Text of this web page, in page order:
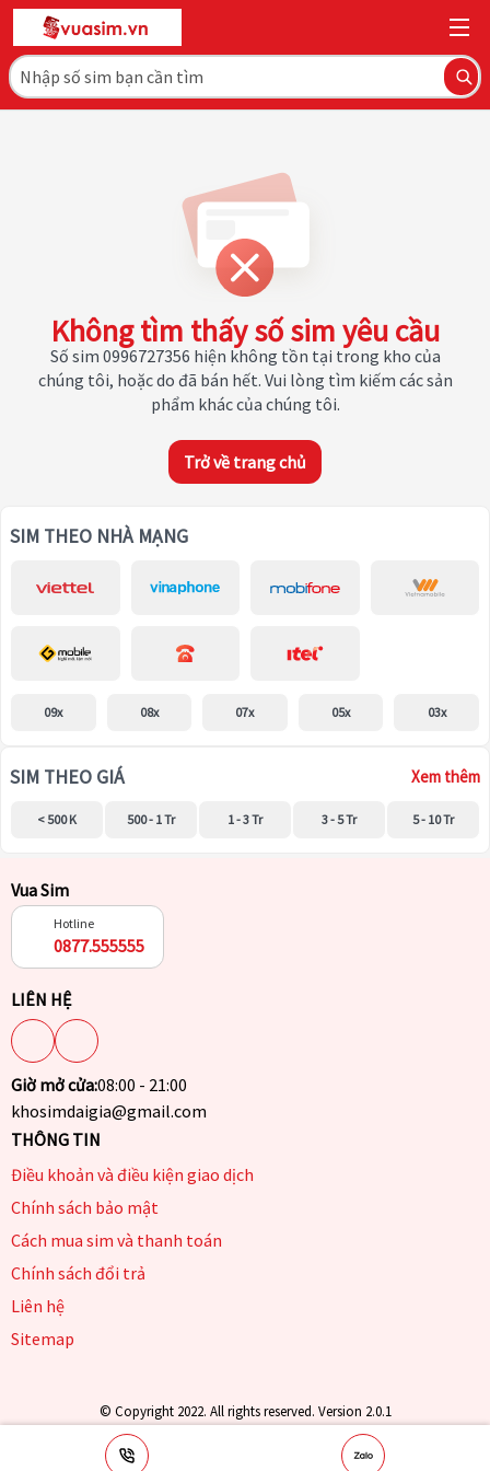
Không tìm thấy số sim yêu cầu
Số sim 0996727356 hiện không tồn tại trong kho của
chúng tôi, hoặc do đã bán hết. Vui lòng tìm kiếm các sản
phẩm khác của chúng tôi.
Trở về trang chủ
SIM THEO NHÀ MẠNG
09x 08x 07x 05x 03x
SIM THEO GIÁ Xem thêm
< 500 K 500 - 1 Tr 1 - 3 Tr 3 - 5 Tr 5 - 10 Tr
Vua Sim
Hotline
0877.555555
LIÊN HỆ
Giờ mở cửa:08:00 - 21:00
khosimdaigia@gmail.com
THÔNG TIN
Điều khoản và điều kiện giao dịch
Chính sách bảo mật
Cách mua sim và thanh toán
Chính sách đổi trả
Liên hệ
Sitemap
© Copyright 2022. All rights reserved. Version 2.0.1